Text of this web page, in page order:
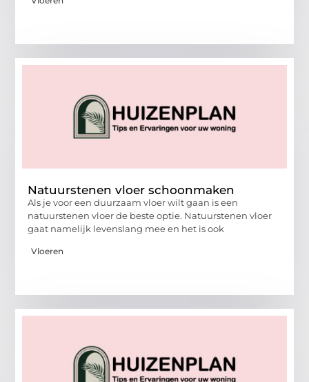
Natuurstenen vloer schoonmaken
Als je voor een duurzaam vloer wilt gaan is een
natuurstenen vloer de beste optie. Natuurstenen vloer
gaat namelijk levenslang mee en het is ook
Vloeren